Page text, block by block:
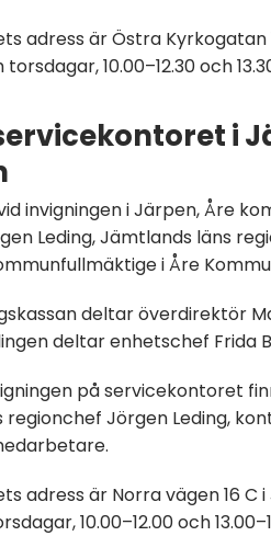
adress är Östra
10.00–12.30 och
i
invigningen i Järpen, Åre
Leding, Jämtlands läns
i Åre
deltar överdirektör
deltar enhetschef Frida
på servicekontoret
Jörgen Leding,
adress är Norra vägen 16
10.00–12.00 och